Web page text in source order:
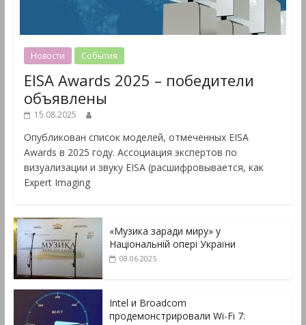
Новости События
EISA Awards 2025 – победители
объявлены
15.08.2025
Опубликован список моделей, отмеченных EISA
Awards в 2025 году. Ассоциация экспертов по
визуализации и звуку EISA (расшифровывается, как
Expert Imaging
«Музика заради миру» у
Національній опері України
08.06.2025
Intel и Broadcom
продемонстрировали Wi-Fi 7: